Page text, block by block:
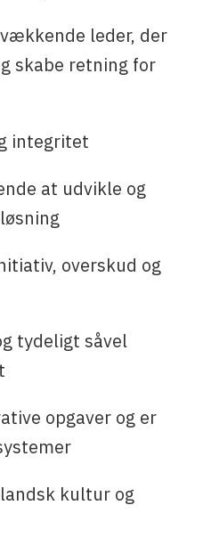
leder, der
skabe retning for
integritet
at udvikle og
overskud og
tydeligt såvel
opgaver og er
kultur og